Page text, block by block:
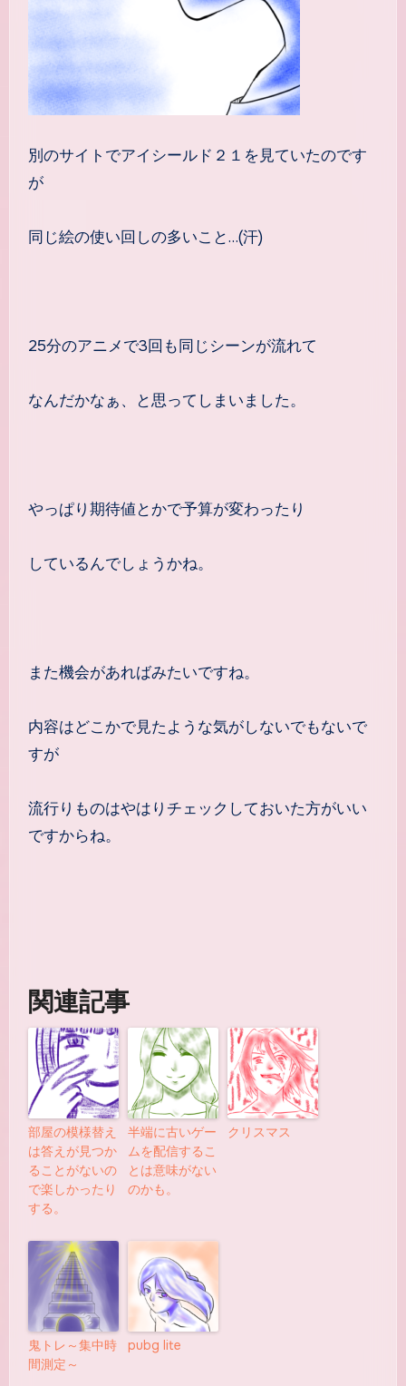
別のサイトでアイシールド２１を見ていたのです
が
同じ絵の使い回しの多いこと…(汗)
25分のアニメで3回も同じシーンが流れて
なんだかなぁ、と思ってしまいました。
やっぱり期待値とかで予算が変わったり
しているんでしょうかね。
また機会があればみたいですね。
内容はどこかで見たような気がしないでもないで
すが
流行りものはやはりチェックしておいた方がいい
ですからね。
関連記事
部屋の模様替え
は答えが見つか
ることがないの
で楽しかったり
する。
半端に古いゲー
ムを配信するこ
とは意味がない
のかも。
クリスマス
鬼トレ～集中時
間測定～
pubg lite